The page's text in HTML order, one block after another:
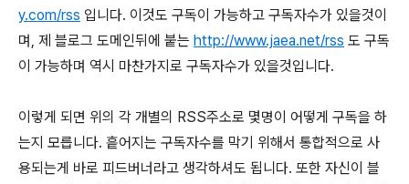
y.com/rss 입니다. 이것도 구독이 가능하고 구독자수가 있을것이
며, 제 블로그 도메인뒤에 붙는 http://www.jaea.net/rss 도 구독
이 가능하며 역시 마찬가지로 구독자수가 있을것입니다.
이렇게 되면 위의 각 개별의 RSS주소로 몇명이 어떻게 구독을 하
는지 모릅니다. 흩어지는 구독자수를 막기 위해서 통합적으로 사
용되는게 바로 피드버너라고 생각하셔도 됩니다. 또한 자신이 블